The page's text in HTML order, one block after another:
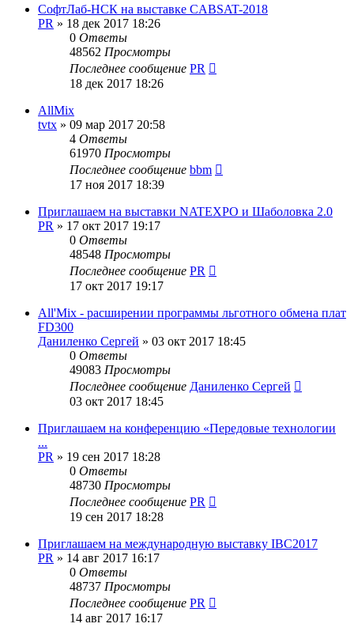
СофтЛаб-НСК на выставке CABSAT-2018
PR » 18 дек 2017 18:26
0 Ответы
48562 Просмотры
Последнее сообщение PR
18 дек 2017 18:26
AllMix
tvtx » 09 мар 2017 20:58
4 Ответы
61970 Просмотры
Последнее сообщение bbm
17 ноя 2017 18:39
Приглашаем на выставки NATEXPO и Шаболовка 2.0
PR » 17 окт 2017 19:17
0 Ответы
48548 Просмотры
Последнее сообщение PR
17 окт 2017 19:17
All'Mix - расширении программы льготного обмена плат
FD300
Даниленко Сергей » 03 окт 2017 18:45
0 Ответы
49083 Просмотры
Последнее сообщение Даниленко Сергей
03 окт 2017 18:45
Приглашаем на конференцию «Передовые технологии
...
PR » 19 сен 2017 18:28
0 Ответы
48730 Просмотры
Последнее сообщение PR
19 сен 2017 18:28
Приглашаем на международную выставку IBC2017
PR » 14 авг 2017 16:17
0 Ответы
48737 Просмотры
Последнее сообщение PR
14 авг 2017 16:17